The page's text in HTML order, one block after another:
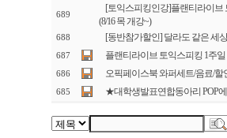
689
[토익스피킹인강]플랜티라이브
(8/16 목 개강~)
688 [동반참가할인] 달라도 같은 세
687 플랜티라이브 토익스피킹 1주
686 오픽페이스북 와퍼세트/음료/할
685 ★대학생발표연합동아리 POP